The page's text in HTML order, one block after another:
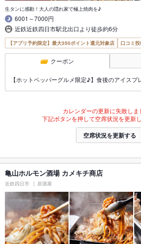
生タンに感動！大人の隠れ家で極上焼肉を♪
6001～7000円
近鉄近鉄四日市駅北出口より徒歩約6分
【アプリ予約限定】最大350ポイント還元対象店 口コミ
クーポン
【ホットペッパーグルメ限定♪】食後のアイスプ
カレンダーの更新に失敗しま
下記ボタンを押して空席状況を更新
空席状況を更新する
亀山ホルモン酒場 カメキチ商店
近鉄四日市 居酒屋